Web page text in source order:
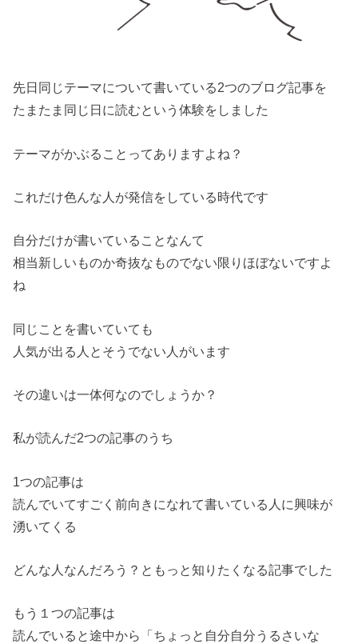
先日同じテーマについて書いている2つのブログ記事を
たまたま同じ日に読むという体験をしました
テーマがかぶることってありますよね？
これだけ色んな人が発信をしている時代です
自分だけが書いていることなんて
相当新しいものか奇抜なものでない限りほぼないですよ
ね
同じことを書いていても
人気が出る人とそうでない人がいます
その違いは一体何なのでしょうか？
私が読んだ2つの記事のうち
1つの記事は
読んでいてすごく前向きになれて書いている人に興味が
湧いてくる
どんな人なんだろう？ともっと知りたくなる記事でした
もう１つの記事は
読んでいると途中から「ちょっと自分自分うるさいな